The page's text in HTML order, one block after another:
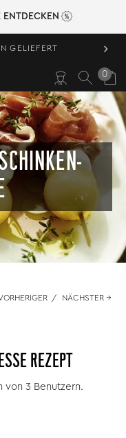
ENTDECKEN
GELIEFERT ›
0
/ NÄCHSTER →
REZEPT
von 3 Benutzern.